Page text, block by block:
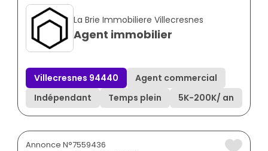
La Brie Immobiliere Villecresnes
Agent immobilier
Villecresnes 94440
Agent commercial
Indépendant
Temps plein 5K-200K/ an
Annonce N°7559436